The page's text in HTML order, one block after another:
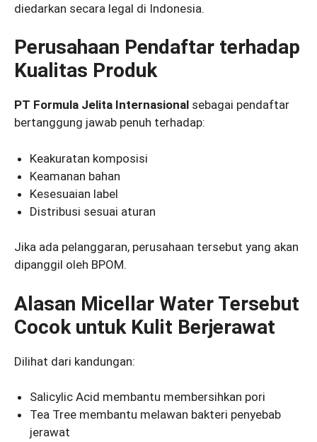
diedarkan secara legal di Indonesia.
Perusahaan Pendaftar terhadap
Kualitas Produk
PT Formula Jelita Internasional sebagai pendaftar
bertanggung jawab penuh terhadap:
Keakuratan komposisi
Keamanan bahan
Kesesuaian label
Distribusi sesuai aturan
Jika ada pelanggaran, perusahaan tersebut yang akan
dipanggil oleh BPOM.
Alasan Micellar Water Tersebut
Cocok untuk Kulit Berjerawat
Dilihat dari kandungan:
Salicylic Acid membantu membersihkan pori
Tea Tree membantu melawan bakteri penyebab
jerawat